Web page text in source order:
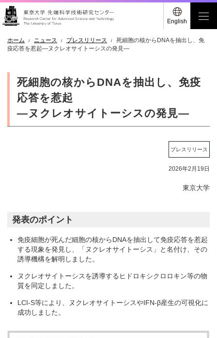
English
ホーム ニュース プレスリリース
死細胞の核からDNAを抽出し、免
疫応答を惹起―ヌクレオサイトーシスの発見―
死細胞の核からDNAを抽出し、免疫
応答を惹起
―ヌクレオサイトーシスの発見―
プレスリリース
2026年2月19日
東京大学
発表のポイント
免疫細胞が死んだ細胞の核からDNAを抽出して免疫応答を惹起
する現象を発見し、「ヌクレオサイトーシス」と名付け、その
誘導機構を解明しました。
ヌクレオサイトーシスを誘導するヒドロキシクロロキン等の物
質を同定しました。
LCI-S等により、ヌクレオサイトーシスやIFN-β産生の可視化に
成功しました。